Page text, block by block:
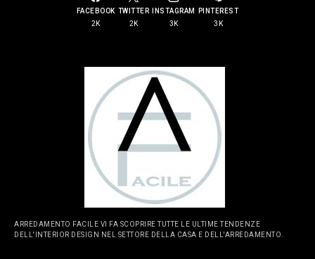
FACEBOOK
2K
TWITTER
2K
INSTAGRAM
3K
PINTEREST
3K
ARREDAMENTO FACILE VI FA SCOPRIRE TUTTE LE ULTIME TENDENZE
DELL'INTERIOR DESIGN NEL SETTORE DELLA CASA E DELL'ARREDAMENTO.